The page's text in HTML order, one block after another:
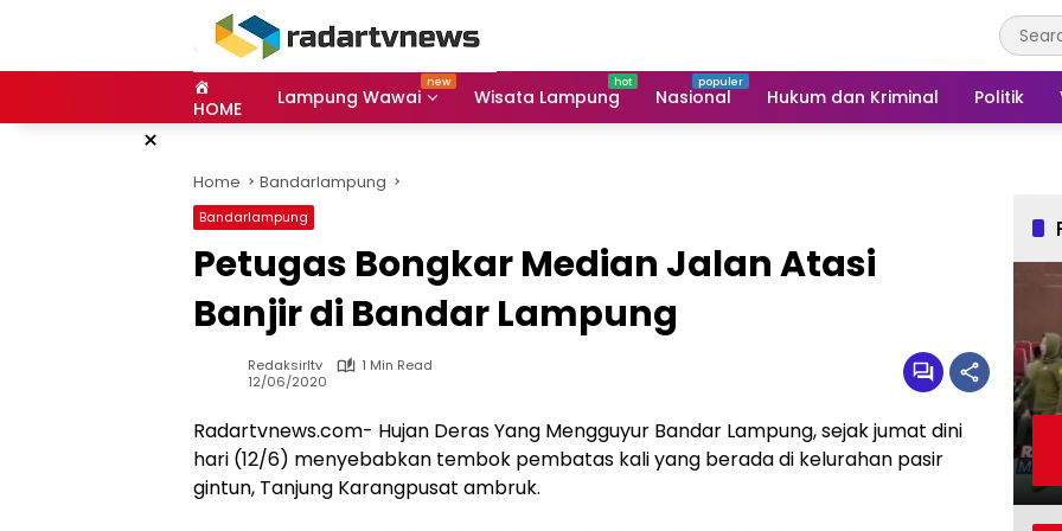
HOME Lampung Wawai Wisata Lampung Nasional Hukum dan Kriminal Politik
×
Home Bandarlampung
Bandarlampung
Petugas Bongkar Median Jalan Atasi
Banjir di Bandar Lampung
Redaksirltv
1 Min Read
12/06/2020
Radartvnews.com- Hujan Deras Yang Mengguyur Bandar Lampung, sejak jumat dini
hari (12/6) menyebabkan tembok pembatas kali yang berada di kelurahan pasir
gintun, Tanjung Karangpusat ambruk.